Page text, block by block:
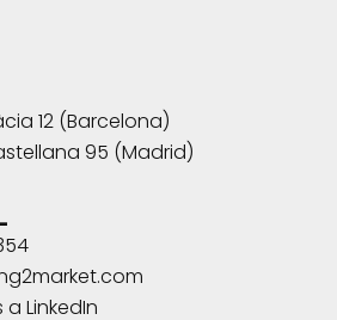
12 (Barcelona)
95 (Madrid)
LinkedIn